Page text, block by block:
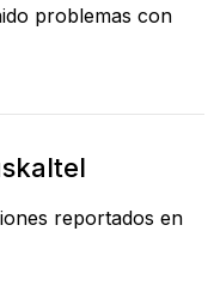
problemas con
reportados en